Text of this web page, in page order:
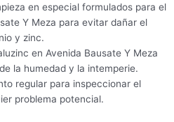
en especial formulados para el
Y Meza para evitar dañar el
y zinc.
en Avenida Bausate Y Meza
la humedad y la intemperie.
regular para inspeccionar el
problema potencial.